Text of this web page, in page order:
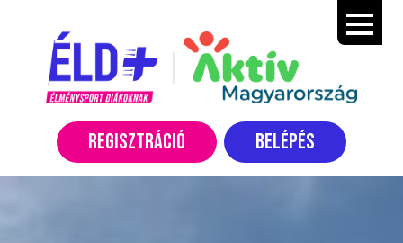
REGISZTRÁCIÓ BELÉPÉS